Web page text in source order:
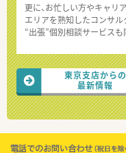
更に、お忙しい方やキャリ
エリアを熟知したコンサル
“出張”個別相談サービスも
東京支店からの
最新情報